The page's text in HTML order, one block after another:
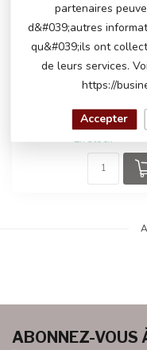
PORSCHE MACAN
La voiture √©lectrique
enfants Porsche
Turbo en peinture rose
a...
€249,00
En stock
ABONNEZ-VOUS
partenaires
d&#039;autres
qu&#039;ils ont
de leurs services.
https://
Accepter